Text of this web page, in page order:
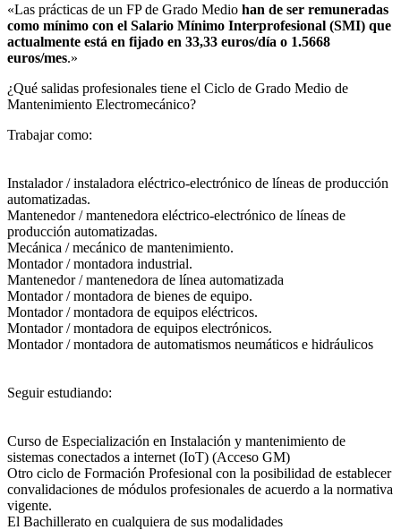
«Las prácticas de un FP de Grado Medio han de ser remuneradas
como mínimo con el Salario Mínimo Interprofesional (SMI) que
actualmente está en fijado en 33,33 euros/día o 1.5668
euros/mes.»
¿Qué salidas profesionales tiene el Ciclo de Grado Medio de
Mantenimiento Electromecánico?​
Trabajar como:
Instalador / instaladora eléctrico-electrónico de líneas de producción
automatizadas.
Mantenedor / mantenedora eléctrico-electrónico de líneas de
producción automatizadas.
Mecánica / mecánico de mantenimiento.
Montador / montadora industrial.
Mantenedor / mantenedora de línea automatizada
Montador / montadora de bienes de equipo.
Montador / montadora de equipos eléctricos.
Montador / montadora de equipos electrónicos.
Montador / montadora de automatismos neumáticos e hidráulicos
Seguir estudiando:
Curso de Especialización en Instalación y mantenimiento de
sistemas conectados a internet (IoT) (Acceso GM)
Otro ciclo de Formación Profesional con la posibilidad de establecer
convalidaciones de módulos profesionales de acuerdo a la normativa
vigente.
El Bachillerato en cualquiera de sus modalidades